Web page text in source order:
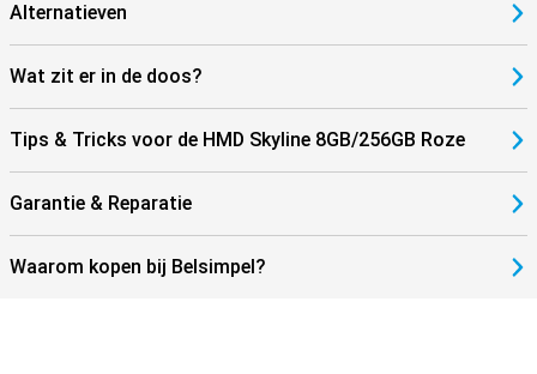
Alternatieven
Wat zit er in de doos?
Tips & Tricks voor de HMD Skyline 8GB/256GB Roze
Garantie & Reparatie
Waarom kopen bij Belsimpel?